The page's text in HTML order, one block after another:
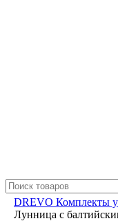
DREVO Комплекты
Лунница с